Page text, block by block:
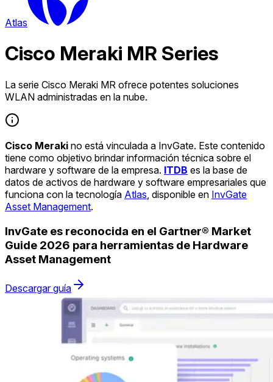
Atlas
Cisco Meraki MR Series
La serie Cisco Meraki MR ofrece potentes soluciones
WLAN administradas en la nube.
Cisco Meraki no está vinculada a InvGate. Este contenido
tiene como objetivo brindar información técnica sobre el
hardware y software de la empresa. ITDB es la base de
datos de activos de hardware y software empresariales que
funciona con la tecnología Atlas , disponible en InvGate
Asset Management.
InvGate es reconocida en el Gartner® Market
Guide 2026 para herramientas de Hardware
Asset Management
Descargar guía